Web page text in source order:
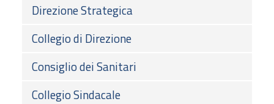
Direzione Strategica
Collegio di Direzione
Consiglio dei Sanitari
Collegio Sindacale